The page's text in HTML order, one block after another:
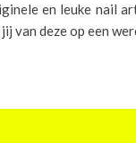
en leuke nail
van deze op een